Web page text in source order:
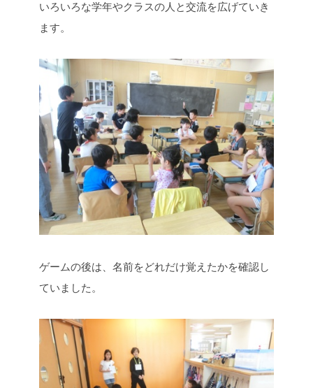
いろいろな学年やクラスの人と交流を広げていき
ます。
ゲームの後は、名前をどれだけ覚えたかを確認し
ていました。